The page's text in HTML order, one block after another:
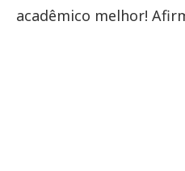
acadêmico melhor!